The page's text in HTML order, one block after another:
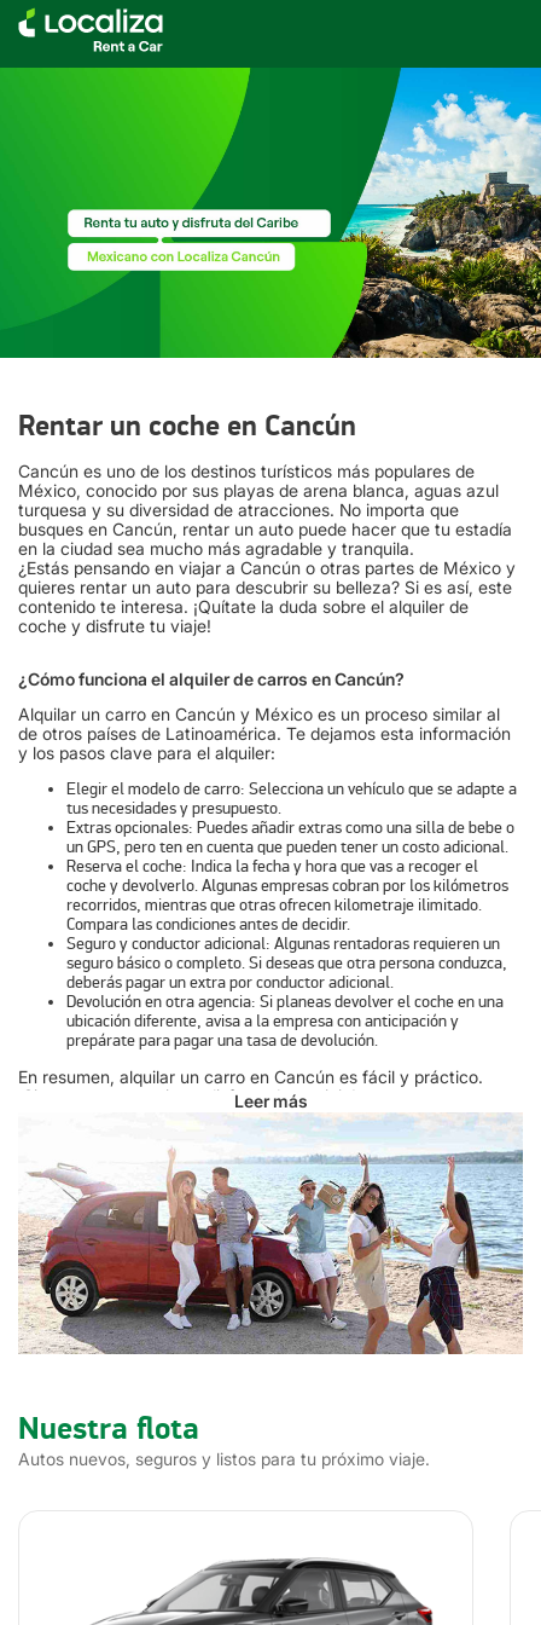
Rentar un coche en Cancún
Cancún es uno de los destinos turísticos más populares de
México, conocido por sus playas de arena blanca, aguas azul
turquesa y su diversidad de atracciones. No importa que
busques en Cancún, rentar un auto puede hacer que tu estadía
en la ciudad sea mucho más agradable y tranquila.
¿Estás pensando en viajar a Cancún o otras partes de México y
quieres rentar un auto para descubrir su belleza? Si es así, este
contenido te interesa. ¡Quítate la duda sobre el alquiler de
coche y disfrute tu viaje!
¿Cómo funciona el alquiler de carros en Cancún?
Alquilar un carro en Cancún y México es un proceso similar al
de otros países de Latinoamérica. Te dejamos esta información
y los pasos clave para el alquiler:
Elegir el modelo de carro: Selecciona un vehículo que se adapte a
tus necesidades y presupuesto.
Extras opcionales: Puedes añadir extras como una silla de bebe o
un GPS, pero ten en cuenta que pueden tener un costo adicional.
Reserva el coche: Indica la fecha y hora que vas a recoger el
coche y devolverlo. Algunas empresas cobran por los kilómetros
recorridos, mientras que otras ofrecen kilometraje ilimitado.
Compara las condiciones antes de decidir.
Seguro y conductor adicional: Algunas rentadoras requieren un
seguro básico o completo. Si deseas que otra persona conduzca,
deberás pagar un extra por conductor adicional.
Devolución en otra agencia: Si planeas devolver el coche en una
ubicación diferente, avisa a la empresa con anticipación y
prepárate para pagar una tasa de devolución.
En resumen, alquilar un carro en Cancún es fácil y práctico.
¡Sigue estos consejos y disfruta de tu viaje!
¿Cómo alquilar un auto en México desde el extranjero?
Si quieres alquilar un carro en México desde otro país, debes
tener en cuenta los siguientes requisitos:
Tener una licencia de conducir vigente
Tener un documento de identificación oficial con foto.
Tener una tarjeta de crédito vigente a nombre del titular.
Ser mayor de 25 años.
Los conductores menores de 25 años también pueden alquilar,
pero con tarifa especial.
emitida por el Gobierno de tu país de origen.
El proceso para alquilar un coche es muy sencillo:
Accede al sitio web de la empresa , como el de Localiza, e indica
Indicar el lugar, fecha y hora de devolución.
Así de fácil es alquilar un coche en México desde el exterior.
¡Disfruta de tu viaje!
Leer más
Nuestra flota
Autos nuevos, seguros y listos para tu próximo viaje.